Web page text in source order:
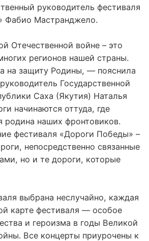
руководитель фестиваля
Фабио Мастранджело.
Отечественной войне – это
регионов нашей страны.
на защиту Родины, — пояснила
Государственной
Саха (Якутия) Наталья
начинаются оттуда, где
родина наших фронтовиков.
фестиваля «Дороги Победы» –
непосредственно связанные
но и те дороги, которые
выбрана неслучайно, каждая
карте фестиваля — особое
и героизма в годы Великой
Все концерты приурочены к